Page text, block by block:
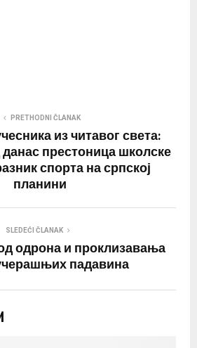
PRETHODNI ČLANAK
из читавог света:
престоница школске
спорта на српској
планини
SLEDEĆI ČLANAK
одрона и проклизавања
падавина